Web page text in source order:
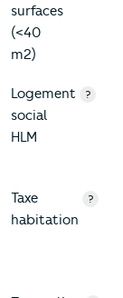
surfaces
(<40
m2)
Logement
social
HLM
?
Taxe
habitation
?